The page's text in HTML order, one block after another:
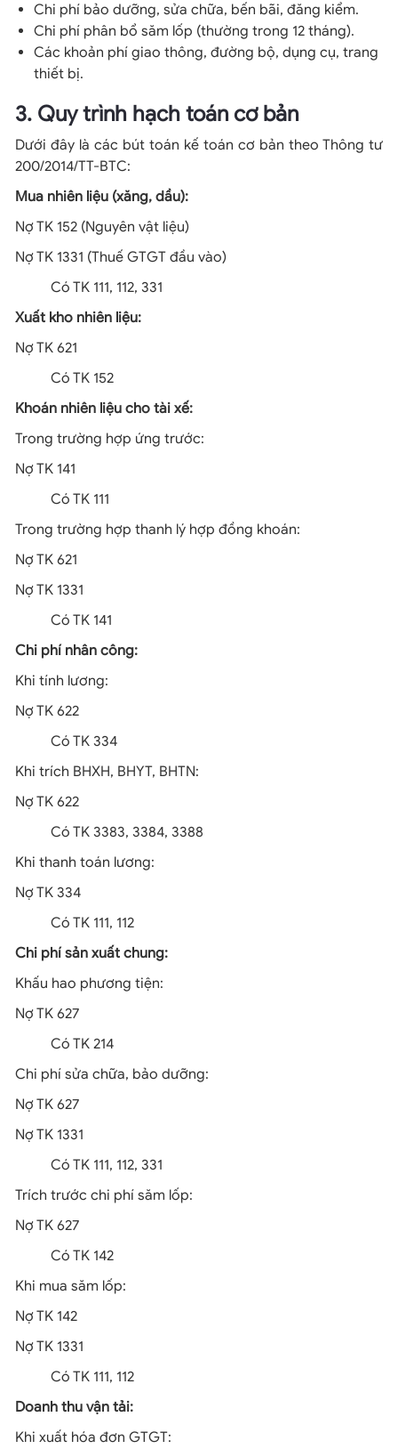
Chi phí bảo dưỡng, sửa chữa, bến bãi, đăng kiểm.
Chi phí phân bổ săm lốp (thường trong 12 tháng).
Các khoản phí giao thông, đường bộ, dụng cụ, trang
thiết bị.
3. Quy trình hạch toán cơ bản
Dưới đây là các bút toán kế toán cơ bản theo Thông tư
200/2014/TT-BTC:
Mua nhiên liệu (xăng, dầu):
Nợ TK 152 (Nguyên vật liệu)
Nợ TK 1331 (Thuế GTGT đầu vào)
Có TK 111, 112, 331
Xuất kho nhiên liệu:
Nợ TK 621
Có TK 152
Khoán nhiên liệu cho tài xế:
Trong trường hợp ứng trước:
Nợ TK 141
Có TK 111
Trong trường hợp thanh lý hợp đồng khoán:
Nợ TK 621
Nợ TK 1331
Có TK 141
Chi phí nhân công:
Khi tính lương:
Nợ TK 622
Có TK 334
Khi trích BHXH, BHYT, BHTN:
Nợ TK 622
Có TK 3383, 3384, 3388
Khi thanh toán lương:
Nợ TK 334
Có TK 111, 112
Chi phí sản xuất chung:
Khấu hao phương tiện:
Nợ TK 627
Có TK 214
Chi phí sửa chữa, bảo dưỡng:
Nợ TK 627
Nợ TK 1331
Có TK 111, 112, 331
Trích trước chi phí săm lốp:
Nợ TK 627
Có TK 142
Khi mua săm lốp:
Nợ TK 142
Nợ TK 1331
Có TK 111, 112
Doanh thu vận tải:
Khi xuất hóa đơn GTGT: